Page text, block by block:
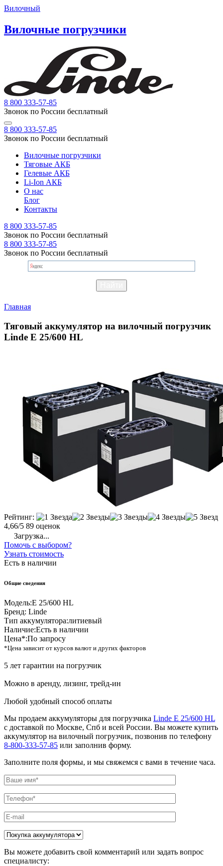
Вилочный
Вилочные погрузчики
8 800 333-57-85
Звонок по России бесплатный
8 800 333-57-85
Звонок по России бесплатный
Вилочные погрузчики
Тяговые АКБ
Гелевые АКБ
Li-Ion АКБ
О нас
Блог
Контакты
8 800 333-57-85
Звонок по России бесплатный
8 800 333-57-85
Звонок по России бесплатный
Главная
Тяговый аккумулятор на вилочный погрузчик
Linde E 25/600 HL
Рейтинг:
4,66/5 89 оценок
Загрузка...
Помочь с выбором?
Узнать стоимость
Есть в наличии
Общие сведения
Модель:E 25/600 HL
Бренд: Linde
Тип аккумулятора:литиевый
Наличие:Есть в наличии
Цена*:По запросу
*Цена зависит от курсов валют и других факторов
5 лет гарантии на погрузчик
Можно в аренду, лизинг, трейд-ин
Любой удобный способ оплаты
Мы продаем аккумуляторы для погрузчика Linde E 25/600 HL
с доставкой по Москве, Спб и всей России. Вы можете купить
аккумулятор на вилочный погрузчик, позвонив по телефону
8-800-333-57-85 или заполнив форму.
Заполните поля формы, и мы свяжемся с вами в течение часа.
Вы можете добавить свой комментарий или задать вопрос
специалисту: